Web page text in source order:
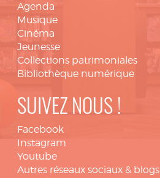
Agenda
Musique
Cinéma
Jeunesse
Collections patrimoniales
Bibliothèque numérique
SUIVEZ NOUS !
Facebook
Instagram
Youtube
Autres réseaux sociaux & blogs